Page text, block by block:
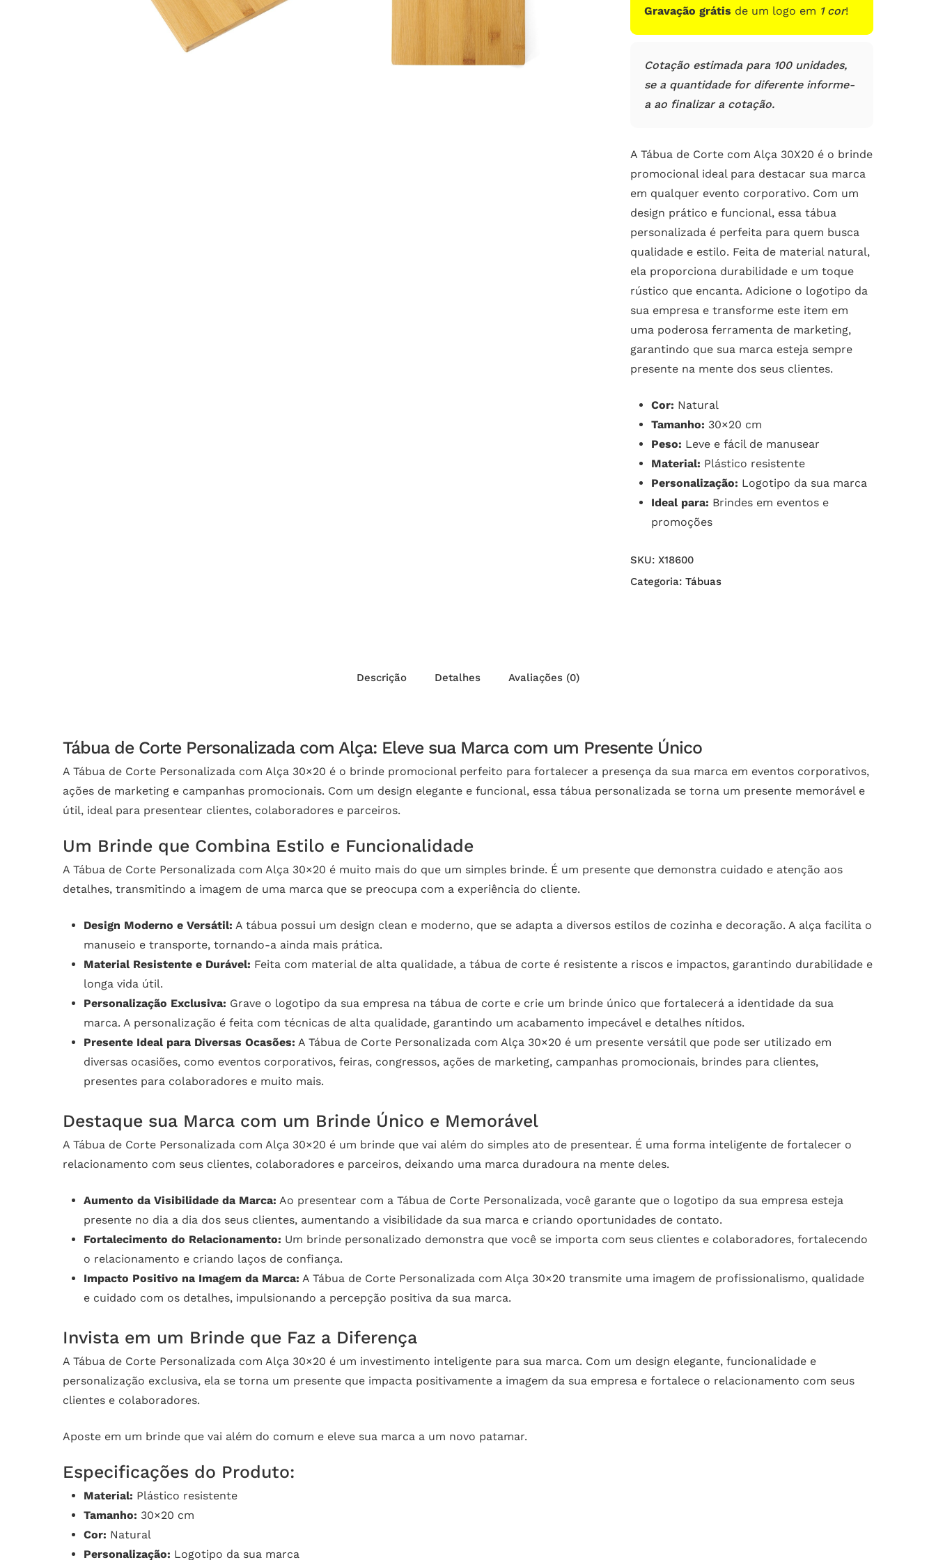
Gravação grátis de um logo em 1 cor!
Cotação estimada para 100 unidades,
se a quantidade for diferente informe-
a ao finalizar a cotação.
A Tábua de Corte com Alça 30X20 é o brinde
promocional ideal para destacar sua marca
em qualquer evento corporativo. Com um
design prático e funcional, essa tábua
personalizada é perfeita para quem busca
qualidade e estilo. Feita de material natural,
ela proporciona durabilidade e um toque
rústico que encanta. Adicione o logotipo da
sua empresa e transforme este item em
uma poderosa ferramenta de marketing,
garantindo que sua marca esteja sempre
presente na mente dos seus clientes.
Cor: Natural
Tamanho: 30×20 cm
Peso: Leve e fácil de manusear
Material: Plástico resistente
Personalização: Logotipo da sua marca
Ideal para: Brindes em eventos e
promoções
SKU: X18600
Categoria: Tábuas
Descrição Detalhes Avaliações (0)
Tábua de Corte Personalizada com Alça: Eleve sua Marca com um Presente Único
A Tábua de Corte Personalizada com Alça 30×20 é o brinde promocional perfeito para fortalecer a presença da sua marca em eventos corporativos,
ações de marketing e campanhas promocionais. Com um design elegante e funcional, essa tábua personalizada se torna um presente memorável e
útil, ideal para presentear clientes, colaboradores e parceiros.
Um Brinde que Combina Estilo e Funcionalidade
A Tábua de Corte Personalizada com Alça 30×20 é muito mais do que um simples brinde. É um presente que demonstra cuidado e atenção aos
detalhes, transmitindo a imagem de uma marca que se preocupa com a experiência do cliente.
Design Moderno e Versátil: A tábua possui um design clean e moderno, que se adapta a diversos estilos de cozinha e decoração. A alça facilita o
manuseio e transporte, tornando-a ainda mais prática.
Material Resistente e Durável: Feita com material de alta qualidade, a tábua de corte é resistente a riscos e impactos, garantindo durabilidade e
longa vida útil.
Personalização Exclusiva: Grave o logotipo da sua empresa na tábua de corte e crie um brinde único que fortalecerá a identidade da sua
marca. A personalização é feita com técnicas de alta qualidade, garantindo um acabamento impecável e detalhes nítidos.
Presente Ideal para Diversas Ocasões: A Tábua de Corte Personalizada com Alça 30×20 é um presente versátil que pode ser utilizado em
diversas ocasiões, como eventos corporativos, feiras, congressos, ações de marketing, campanhas promocionais, brindes para clientes,
presentes para colaboradores e muito mais.
Destaque sua Marca com um Brinde Único e Memorável
A Tábua de Corte Personalizada com Alça 30×20 é um brinde que vai além do simples ato de presentear. É uma forma inteligente de fortalecer o
relacionamento com seus clientes, colaboradores e parceiros, deixando uma marca duradoura na mente deles.
Aumento da Visibilidade da Marca: Ao presentear com a Tábua de Corte Personalizada, você garante que o logotipo da sua empresa esteja
presente no dia a dia dos seus clientes, aumentando a visibilidade da sua marca e criando oportunidades de contato.
Fortalecimento do Relacionamento: Um brinde personalizado demonstra que você se importa com seus clientes e colaboradores, fortalecendo
o relacionamento e criando laços de confiança.
Impacto Positivo na Imagem da Marca: A Tábua de Corte Personalizada com Alça 30×20 transmite uma imagem de profissionalismo, qualidade
e cuidado com os detalhes, impulsionando a percepção positiva da sua marca.
Invista em um Brinde que Faz a Diferença
A Tábua de Corte Personalizada com Alça 30×20 é um investimento inteligente para sua marca. Com um design elegante, funcionalidade e
personalização exclusiva, ela se torna um presente que impacta positivamente a imagem da sua empresa e fortalece o relacionamento com seus
clientes e colaboradores.
Aposte em um brinde que vai além do comum e eleve sua marca a um novo patamar.
Especificações do Produto:
Material: Plástico resistente
Tamanho: 30×20 cm
Cor: Natural
Personalização: Logotipo da sua marca